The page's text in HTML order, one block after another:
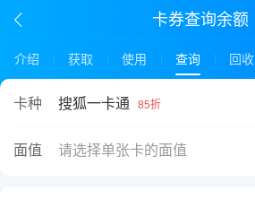
卡券查询余额
介绍 获取 使用 查询 回收
卡种 搜狐一卡通 85折
面值 请选择单张卡的面值